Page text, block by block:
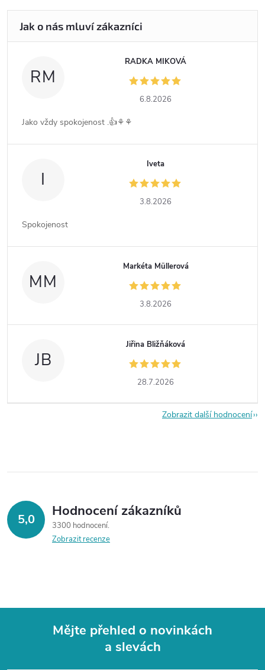
RM
RADKA MIKOVÁ
6.8.2026
Jako vždy spokojenost .👍⚘️⚘️
I
Iveta
3.8.2026
Spokojenost
MM
Markéta Müllerová
3.8.2026
JB
Jiřina Bližňáková
28.7.2026
Zobrazit další hodnocení
5,0 Hodnocení zákazníků
3300 hodnocení
Zobrazit recenze
Mějte přehled o novinkách
a slevách